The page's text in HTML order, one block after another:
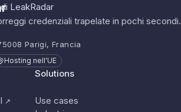
credenziali trapelate in pochi secondi.
Parigi, Francia
Hosting nell'UE
↗
Solutions
Use cases